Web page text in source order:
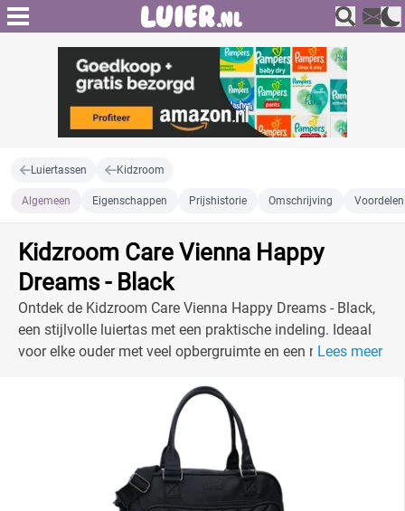
Luiertassen Kidzroom
Algemeen Eigenschappen Prijshistorie Omschrijving
Kidzroom Care Vienna Happy
Dreams - Black
Ontdek de Kidzroom Care Vienna Happy Dreams - Black,
een stijlvolle luiertas met een praktische indeling. Ideaal
voor elke ouder met veel opbergruimte en een moderne
Lees meer